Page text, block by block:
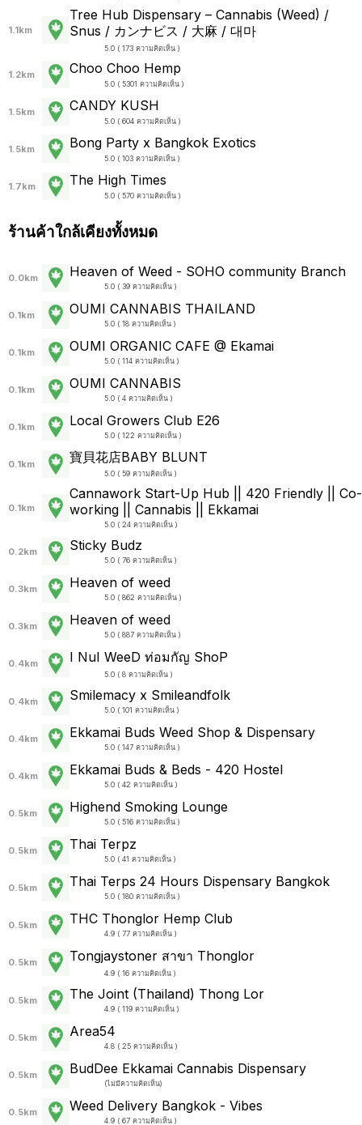
1.1km
Tree Hub Dispensary – Cannabis (Weed) /
Snus / カンナビス / 大麻 / 대마
5.0 ( 173 ความคิดเห็น )
1.2km Choo Choo Hemp
5.0 ( 5301 ความคิดเห็น )
1.5km CANDY KUSH
5.0 ( 604 ความคิดเห็น )
1.5km Bong Party x Bangkok Exotics
5.0 ( 103 ความคิดเห็น )
1.7km The High Times
5.0 ( 570 ความคิดเห็น )
ร้านค้าใกล้เคียงทั้งหมด
0.0km Heaven of Weed - SOHO community Branch
5.0 ( 39 ความคิดเห็น )
0.1km OUMI CANNABIS THAILAND
5.0 ( 18 ความคิดเห็น )
0.1km OUMI ORGANIC CAFE @ Ekamai
5.0 ( 114 ความคิดเห็น )
0.1km OUMI CANNABIS
5.0 ( 4 ความคิดเห็น )
0.1km Local Growers Club E26
5.0 ( 122 ความคิดเห็น )
0.1km 寶貝花店BABY BLUNT
5.0 ( 59 ความคิดเห็น )
0.1km
Cannawork Start-Up Hub || 420 Friendly || Co-
working || Cannabis || Ekkamai
5.0 ( 24 ความคิดเห็น )
0.2km Sticky Budz
5.0 ( 76 ความคิดเห็น )
0.3km Heaven of weed
5.0 ( 862 ความคิดเห็น )
0.3km Heaven of weed
5.0 ( 887 ความคิดเห็น )
0.4km I NuI WeeD ท่อมกัญ ShoP
5.0 ( 8 ความคิดเห็น )
0.4km Smilemacy x Smileandfolk
5.0 ( 101 ความคิดเห็น )
0.4km Ekkamai Buds Weed Shop & Dispensary
5.0 ( 147 ความคิดเห็น )
0.4km Ekkamai Buds & Beds - 420 Hostel
5.0 ( 42 ความคิดเห็น )
0.5km Highend Smoking Lounge
5.0 ( 516 ความคิดเห็น )
0.5km Thai Terpz
5.0 ( 41 ความคิดเห็น )
0.5km Thai Terps 24 Hours Dispensary Bangkok
5.0 ( 180 ความคิดเห็น )
0.5km THC Thonglor Hemp Club
4.9 ( 77 ความคิดเห็น )
0.5km Tongjaystoner สาขา Thonglor
4.9 ( 16 ความคิดเห็น )
0.5km The Joint (Thailand) Thong Lor
4.9 ( 119 ความคิดเห็น )
0.5km Area54
4.8 ( 25 ความคิดเห็น )
0.5km BudDee Ekkamai Cannabis Dispensary
(ไม่มีความคิดเห็น)
0.5km Weed Delivery Bangkok - Vibes
4.9 ( 67 ความคิดเห็น )